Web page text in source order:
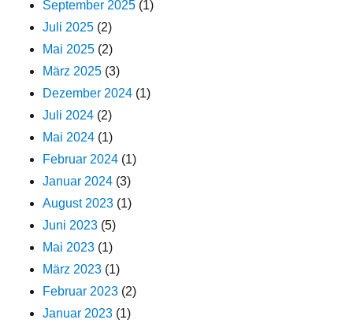
September 2025 (1)
Juli 2025 (2)
Mai 2025 (2)
März 2025 (3)
Dezember 2024 (1)
Juli 2024 (2)
Mai 2024 (1)
Februar 2024 (1)
Januar 2024 (3)
August 2023 (1)
Juni 2023 (5)
Mai 2023 (1)
März 2023 (1)
Februar 2023 (2)
Januar 2023 (1)